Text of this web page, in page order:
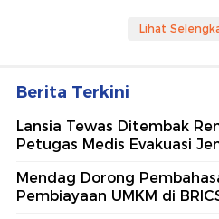
Lihat
Berita Terkini
Lansia Tewas Ditembak
Petugas Medis Evakuasi
Mendag Dorong
Pembiayaan UMKM di